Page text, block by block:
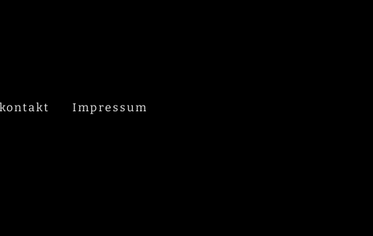
kontakt Impressum